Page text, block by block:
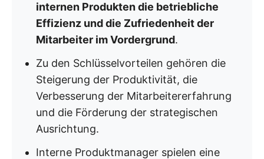
internen Produkten die betriebliche
Effizienz und die Zufriedenheit der
Mitarbeiter im Vordergrund.
Zu den Schlüsselvorteilen gehören die
Steigerung der Produktivität, die
Verbesserung der Mitarbeitererfahrung
und die Förderung der strategischen
Ausrichtung.
Interne Produktmanager spielen eine